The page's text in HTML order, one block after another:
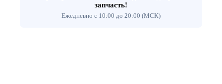
запчасть!
Ежедневно с 10:00 до 20:00 (МСК)